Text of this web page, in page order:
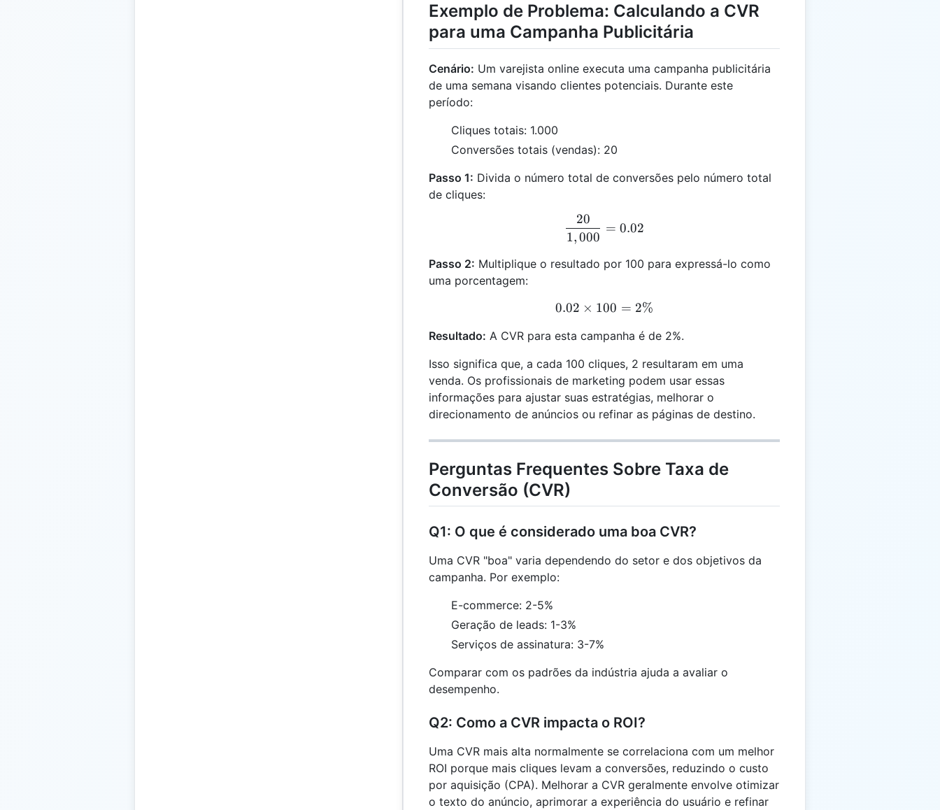
Exemplo de Problema: Calculando a CVR
para uma Campanha Publicitária
Cenário: Um varejista online executa uma campanha publicitária
de uma semana visando clientes potenciais. Durante este
período:
Cliques totais: 1.000
Conversões totais (vendas): 20
Passo 1: Divida o número total de conversões pelo número total
de cliques:
\frac{20}{1,000} = 0.02
1,000
20
= 0.02
Passo 2: Multiplique o resultado por 100 para expressá-lo como
uma porcentagem:
0.02 \times 100 = 2\%
0.02 × 100 = 2%
Resultado: A CVR para esta campanha é de 2%.
Isso significa que, a cada 100 cliques, 2 resultaram em uma
venda. Os profissionais de marketing podem usar essas
informações para ajustar suas estratégias, melhorar o
direcionamento de anúncios ou refinar as páginas de destino.
Perguntas Frequentes Sobre Taxa de
Conversão (CVR)
Q1: O que é considerado uma boa CVR?
Uma CVR "boa" varia dependendo do setor e dos objetivos da
campanha. Por exemplo:
E-commerce: 2-5%
Geração de leads: 1-3%
Serviços de assinatura: 3-7%
Comparar com os padrões da indústria ajuda a avaliar o
desempenho.
Q2: Como a CVR impacta o ROI?
Uma CVR mais alta normalmente se correlaciona com um melhor
ROI porque mais cliques levam a conversões, reduzindo o custo
por aquisição (CPA). Melhorar a CVR geralmente envolve otimizar
o texto do anúncio, aprimorar a experiência do usuário e refinar